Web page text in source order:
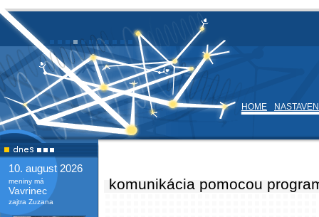
HOME
10. august 2026
meniny má
Vavrinec
zajtra Zuzana
komunikácia pomocou